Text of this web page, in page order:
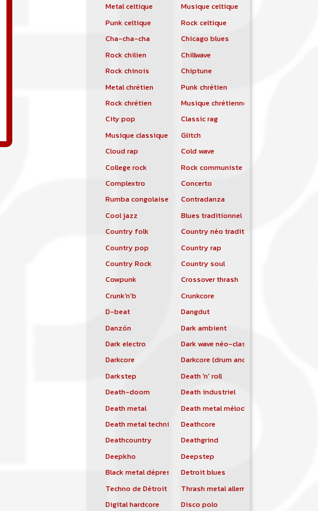
Metal celtique
Musique celtique
Punk celtique
Rock celtique
Cha-cha-cha
Chicago blues
Rock chilien
Chillwave
Rock chinois
Chiptune
Metal chrétien
Punk chrétien
Rock chrétien
Musique chrétienne contemporaine
City pop
Classic rag
Musique classique
Glitch
Cloud rap
Cold wave
College rock
Rock communiste
Complextro
Concerto
Rumba congolaise
Contradanza
Cool jazz
Blues traditionnel
Country folk
Country néo traditionnelle
Country pop
Country rap
Country Rock
Country soul
Cowpunk
Crossover thrash
Crunk'n'b
Crunkcore
D-beat
Dangdut
Danzón
Dark ambient
Dark electro
Dark wave néo-classique
Darkcore
Darkcore (drum and bass)
Darkstep
Death 'n' roll
Death-doom
Death industriel
Death metal
Death metal mélodique
Death metal techniqueDeathcore
Deathcountry
Deathgrind
Deepkho
Deepstep
Black metal dépressif Detroit blues
Techno de Détroit
Thrash metal allemand
Digital hardcore
Disco polo